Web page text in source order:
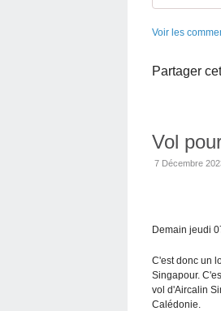
Voir les
Partager
Vol
7 Décembre
Demain jeudi
C'est donc un
Singapour.
vol d'Aircalin
Calédonie.